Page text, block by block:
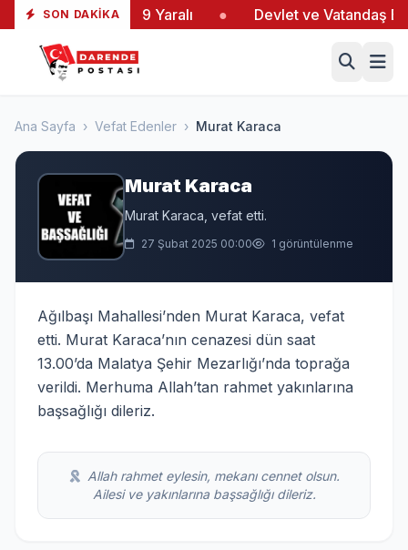
SON DAKIKA
Yangında 19 Yaralı Devlet ve Vatandaş El
Ana Sayfa › Vefat Edenler › Murat Karaca
Murat Karaca
Murat Karaca, vefat etti.
27 Şubat 2025 00:00 1 görüntülenme
Ağılbaşı Mahallesi’nden Murat Karaca, vefat
etti. Murat Karaca’nın cenazesi dün saat
13.00’da Malatya Şehir Mezarlığı’nda toprağa
verildi. Merhuma Allah’tan rahmet yakınlarına
başsağlığı dileriz.
Allah rahmet eylesin, mekanı cennet olsun.
Ailesi ve yakınlarına başsağlığı dileriz.